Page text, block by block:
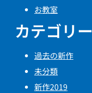
お教室
カテゴリー
過去の新作
未分類
新作2019